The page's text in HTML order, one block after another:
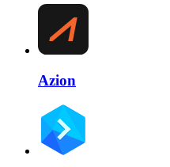
Azion